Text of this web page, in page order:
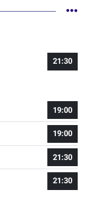
21:30
19:00
19:00
21:30
21:30